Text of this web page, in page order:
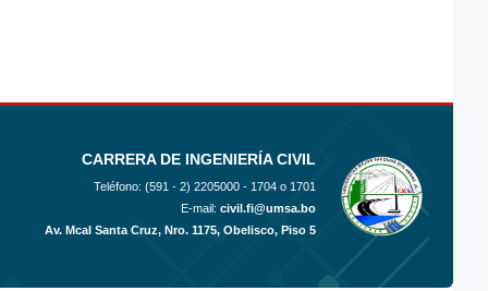
CARRERA DE INGENIERÍA CIVIL
Teléfono: (591 - 2) 2205000 - 1704 o 1701
E-mail: civil.fi@umsa.bo
Av. Mcal Santa Cruz, Nro. 1175, Obelisco, Piso 5